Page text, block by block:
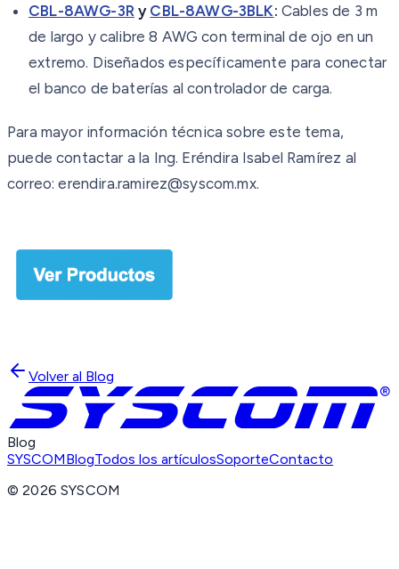
CBL-8AWG-3R y CBL-8AWG-3BLK: Cables de 3 m
de largo y calibre 8 AWG con terminal de ojo en un
extremo. Diseñados específicamente para conectar
el banco de baterías al controlador de carga.
Para mayor información técnica sobre este tema,
puede contactar a la Ing. Eréndira Isabel Ramírez al
correo: erendira.ramirez@syscom.mx.
Volver al Blog
Blog
SYSCOMBlogTodos los artículosSoporteContacto
©2026 SYSCOM